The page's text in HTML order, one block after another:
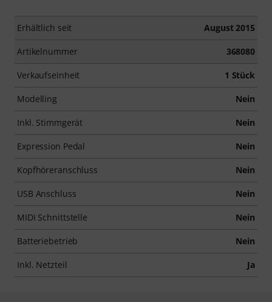
Erhältlich seit August 2015
Artikelnummer 368080
Verkaufseinheit 1 Stück
Modelling Nein
Inkl. Stimmgerät Nein
Expression Pedal Nein
Kopfhöreranschluss Nein
USB Anschluss Nein
MIDI Schnittstelle Nein
Batteriebetrieb Nein
Inkl. Netzteil Ja